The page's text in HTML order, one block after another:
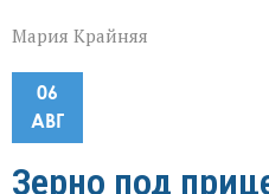
Мария Крайняя
06
АВГ
Зерно под